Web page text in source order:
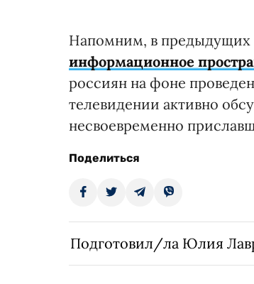
Напомним, в предыдущих
информационное
россиян на фоне
телевидении активно
несвоевременно
Поделиться
Подготовил/ла Юлия